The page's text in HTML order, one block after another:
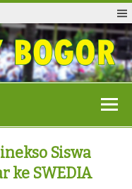
Siswa
ke SWEDIA